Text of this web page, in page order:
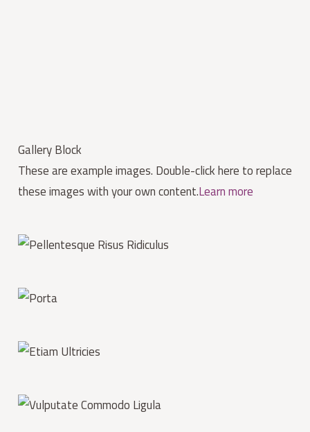
Gallery Block
These are example images. Double-click here to replace
these images with your own content.Learn more